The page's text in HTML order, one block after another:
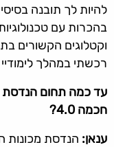
להיות לך תובנה
בהכרות עם
וקטלוגים הקשורים
רכשתי במהלך
עד כמה תחום
חכמה 4.0?
ענאן: הנדסת מכונות